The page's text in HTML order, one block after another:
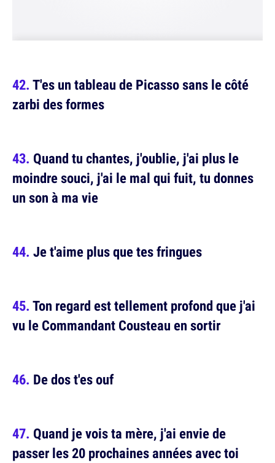
T'es un tableau de Picasso sans le côté
zarbi des formes
Quand tu chantes, j'oublie, j'ai plus le
moindre souci, j'ai le mal qui fuit, tu donnes
un son à ma vie
Je t'aime plus que tes fringues
Ton regard est tellement profond que j'ai
vu le Commandant Cousteau en sortir
De dos t'es ouf
Quand je vois ta mère, j'ai envie de
passer les 20 prochaines années avec toi